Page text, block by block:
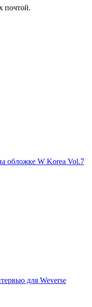
почтой.
обложке W Korea Vol.7
для Weverse